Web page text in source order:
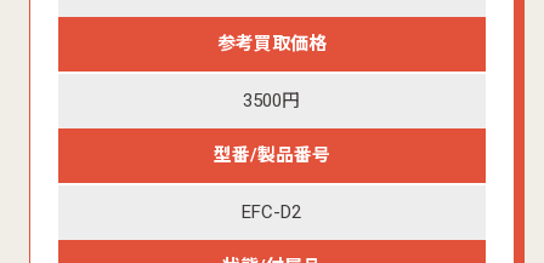
参考買取価格
3500円
型番/製品番号
EFC-D2